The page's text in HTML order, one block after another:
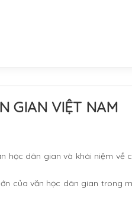
GIAN VIỆT NAM
học dân gian và khái niệm về
của văn học dân gian trong